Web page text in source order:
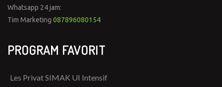
Whatsapp 24 jam:
Tim Marketing 087896080154
PROGRAM FAVORIT
Les Privat SIMAK UI Intensif